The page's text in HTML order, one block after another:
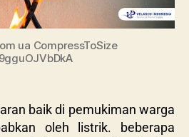
ua CompressToSize
baik di pemukiman warga
oleh listrik. beberapa